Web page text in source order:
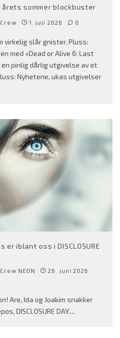
årets sommer blockbuster
1. juli 2026 0
virkelig slår gnister. Pluss:
med «Dead or Alive 6: Last
pinlig dårlig utgivelse av et
Nyhetene, ukas utgivelser
er iblant oss i DISCLOSURE
NEON
26. juni 2026
Are, Ida og Joakim snakker
DISCLOSURE DAY....